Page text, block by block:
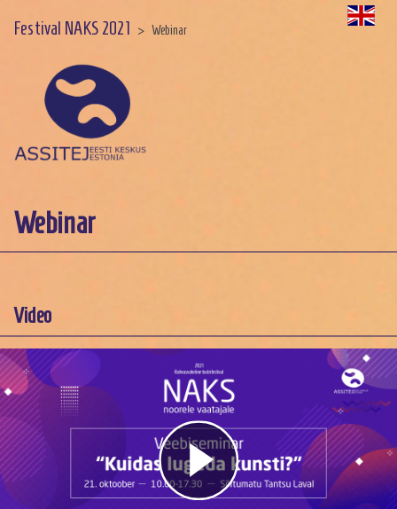
Festival NAKS 2021 > Webinar
Webinar
Video
Play
Video